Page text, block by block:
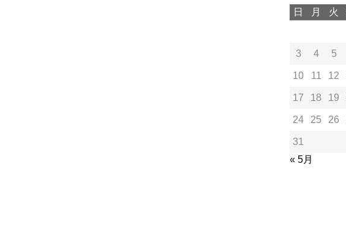
日
月 火
3 4 5
10 11 12
17 18 19
24 25 26
31
« 5月